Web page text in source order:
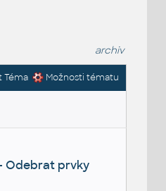
archiv
Téma Možnosti tématu
Odebrat prvky